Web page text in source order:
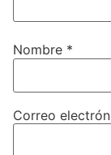
Nombre *
Correo